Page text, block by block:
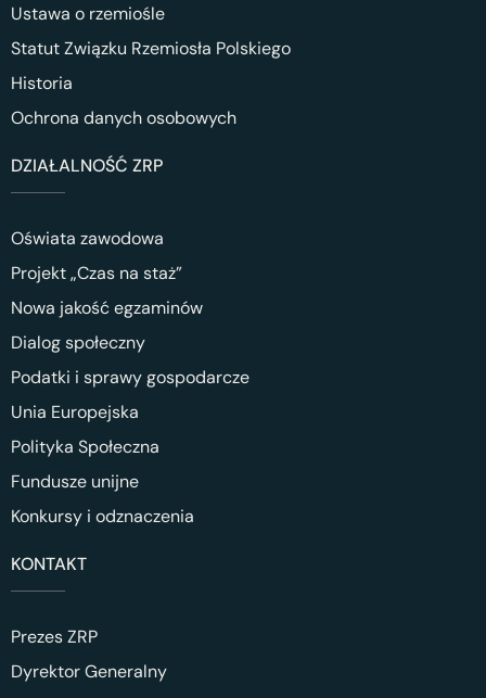
Ustawa o rzemiośle
Statut Związku Rzemiosła Polskiego
Historia
Ochrona danych osobowych
DZIAŁALNOŚĆ ZRP
Oświata zawodowa
Projekt „Czas na staż”
Nowa jakość egzaminów
Dialog społeczny
Podatki i sprawy gospodarcze
Unia Europejska
Polityka Społeczna
Fundusze unijne
Konkursy i odznaczenia
KONTAKT
Prezes ZRP
Dyrektor Generalny